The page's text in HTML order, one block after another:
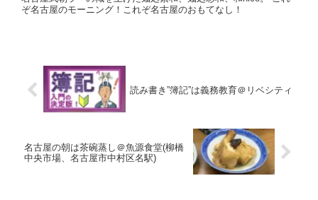
ぞ名古屋のモーニング！これぞ名古屋のおもてなし！
読み書き”簿記”は義務教育＠リベシティ
名古屋の朝は茶碗蒸し＠魚源食堂(柳橋
中央市場、名古屋市中村区名駅)